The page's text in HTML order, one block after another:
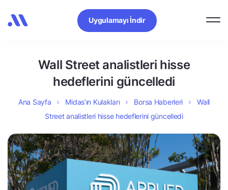
Uygulamayı İndir
Wall Street analistleri hisse
hedeflerini güncelledi
Ana Sayfa Midas’ın Kulakları Borsa Haberleri
Wall
Street analistleri hisse hedeflerini güncelledi